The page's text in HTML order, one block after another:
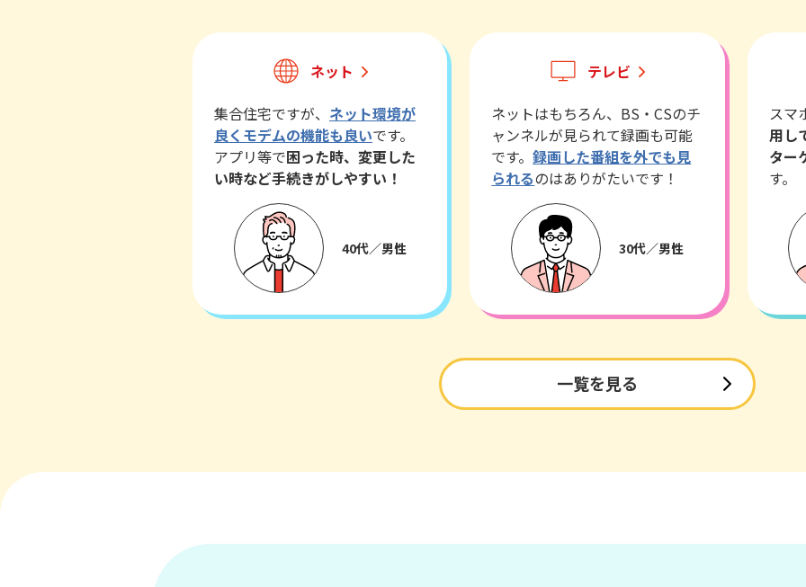
ネット
集合住宅ですが、 ネット環境が
良くモデムの機能も良いです。
アプリ等で困った時、変更した
い時など手続きがしやすい！
40代／男性
テレビ
ネットはもちろん、BS・CSのチ
ャンネルが見られて録画も可能
です。録画した番組を外でも見
られるのはありがたいです！
30代／男性
スマ
用し
ター
す。
一覧を見る